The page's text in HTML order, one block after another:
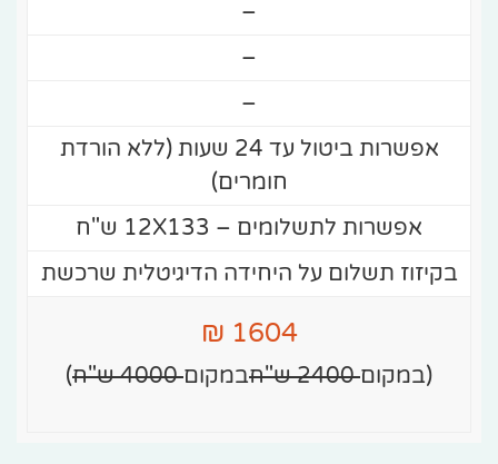
–
–
–
אפשרות ביטול עד 24 שעות (ללא הורדת
חומרים)
אפשרות לתשלומים – 12X133 ש"ח
בקיזוז תשלום על היחידה הדיגיטלית שרכשת
1604 ₪
(במקום2400 ש"ח במקום4000 ש"ח )